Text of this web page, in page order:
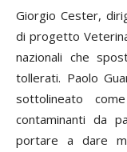
Giorgio Cester,
di progetto
nazionali che
tollerati. Paolo
sottolineato
contaminanti da
portare a dare